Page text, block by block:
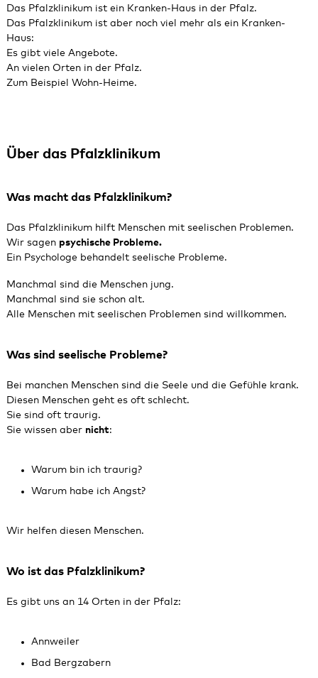
Das Pfalzklinikum ist ein Kranken-Haus in der Pfalz.
Das Pfalzklinikum ist aber noch viel mehr als ein Kranken-
Haus:
Es gibt viele Angebote.
An vielen Orten in der Pfalz.
Zum Beispiel Wohn‑Heime.
Über das Pfalzklinikum
Was macht das Pfalzklinikum?
Das Pfalzklinikum hilft Menschen mit seelischen Problemen.
Wir sagen psychische Probleme.
Ein Psychologe behandelt seelische Probleme.
Manchmal sind die Menschen jung.
Manchmal sind sie schon alt.
Alle Menschen mit seelischen Problemen sind willkommen.
Was sind seelische Probleme?
Bei manchen Menschen sind die Seele und die Gefühle krank.
Diesen Menschen geht es oft schlecht.
Sie sind oft traurig.
Sie wissen aber nicht:
Warum bin ich traurig?
Warum habe ich Angst?
Wir helfen diesen Menschen.
Wo ist das Pfalzklinikum?
Es gibt uns an 14 Orten in der Pfalz:
Annweiler
Bad Bergzabern